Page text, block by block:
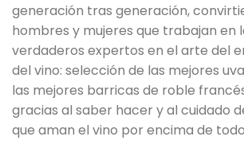
generación tras generación,
hombres y mujeres que trabajan en
verdaderos expertos en el arte del
del vino: selección de las mejores
las mejores barricas de roble
gracias al saber hacer y al cuidado
que aman el vino por encima de